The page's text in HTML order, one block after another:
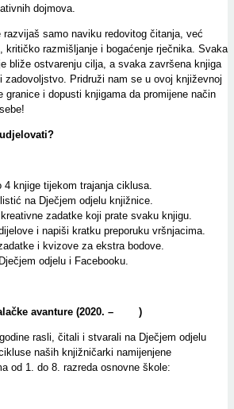
dojmova.
razvijaš samo naviku redovitog čitanja, već
kritičko razmišljanje i bogaćenje rječnika. Svaka
bliže ostvarenju cilja, a svaka završena knjiga
zadovoljstvo. Pridruži nam se u ovoj književnoj
granice i dopusti knjigama da promijene način
4 knjige tijekom trajanja ciklusa.
na Dječjem odjelu knjižnice.
zadatke koji prate svaku knjigu.
i napiši kratku preporuku vršnjacima.
i kvizove za ekstra bodove.
odjelu i Facebooku.
avanture (2020. – )
rasli, čitali i stvarali na Dječjem odjelu
naših knjižničarki namijenjene
od 1. do 8. razreda osnovne škole: